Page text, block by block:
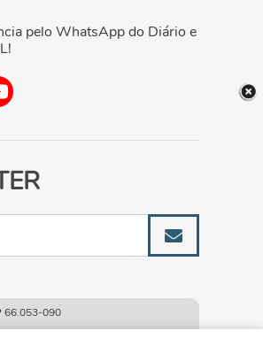
pelo WhatsApp do Diário e
66.053-090